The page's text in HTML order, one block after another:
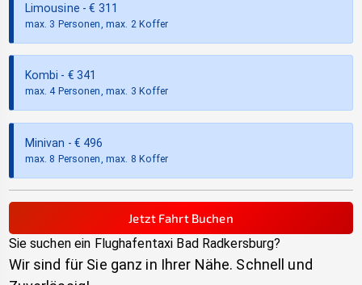
Limousine - € 311
max. 3 Personen, max. 2 Koffer
Kombi - € 341
max. 4 Personen, max. 3 Koffer
Minivan - € 496
max. 8 Personen, max. 8 Koffer
Jetzt Fahrt Buchen
Sie suchen ein Flughafentaxi Bad Radkersburg?
Wir sind für Sie ganz in Ihrer Nähe. Schnell und